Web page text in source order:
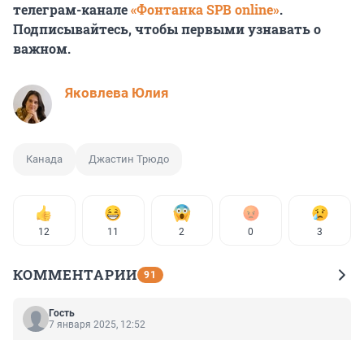
телеграм-канале«Фонтанка SPB online».
Подписывайтесь, чтобы первыми узнавать о
важном.
Яковлева Юлия
Канада Джастин Трюдо
12 11 2 0 3
КОММЕНТАРИИ 91
Гость
7 января 2025, 12:52